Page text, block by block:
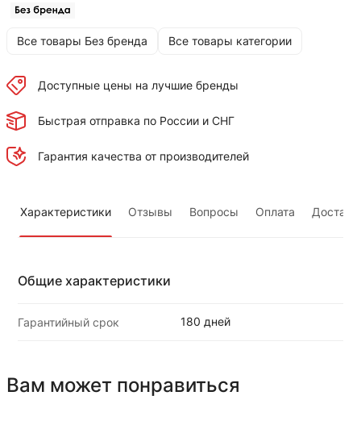
Все товары Без бренда Все товары категории
Доступные цены на лучшие бренды
Быстрая отправка по России и СНГ
Гарантия качества от производителей
Характеристики Отзывы Вопросы Оплата
Общие характеристики
Гарантийный срок 180 дней
Вам может понравиться